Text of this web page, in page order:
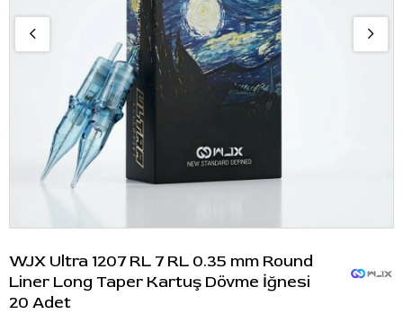
WJX Ultra 1207 RL 7 RL 0.35 mm Round
Liner Long Taper Kartuş Dövme İğnesi
20 Adet